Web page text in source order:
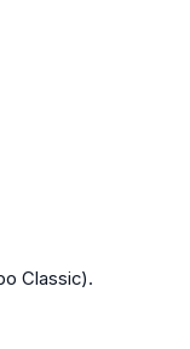
Classic).